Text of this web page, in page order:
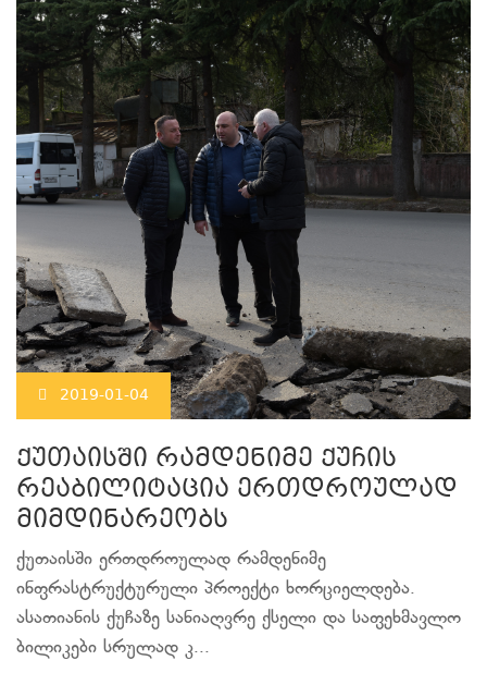
2019-01-04
ქუთაისში რამდენიმე ქუჩის
რეაბილიტაცია ერთდროულად
მიმდინარეობს
ქუთაისში ერთდროულად რამდენიმე
ინფრასტრუქტურული პროექტი ხორციელდება.
ასათიანის ქუჩაზე სანიაღვრე ქსელი და საფეხმავლო
ბილიკები სრულად კ...